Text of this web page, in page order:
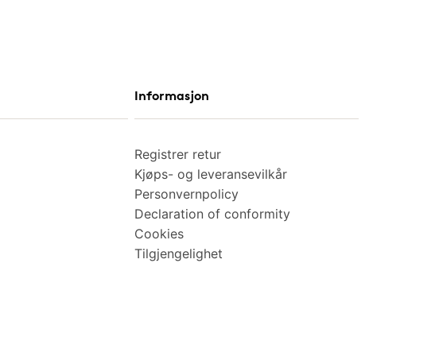
Informasjon
Registrer retur
Kjøps- og leveransevilkår
Personvernpolicy
Declaration of conformity
Cookies
Tilgjengelighet